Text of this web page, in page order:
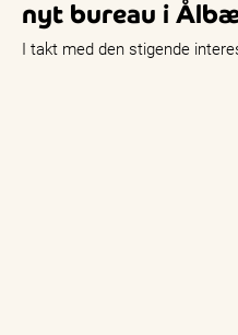
nyt bureau i
I takt med den stigende